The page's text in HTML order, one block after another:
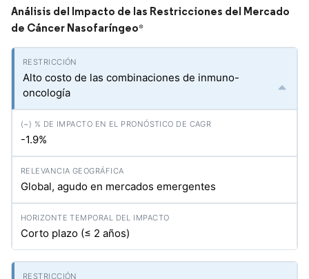
Análisis del Impacto de las Restricciones del Mercado
de Cáncer Nasofaríngeo*
Alto costo de las combinaciones de inmuno-
oncología
-1.9%
Global, agudo en mercados emergentes
Corto plazo (≤ 2 años)